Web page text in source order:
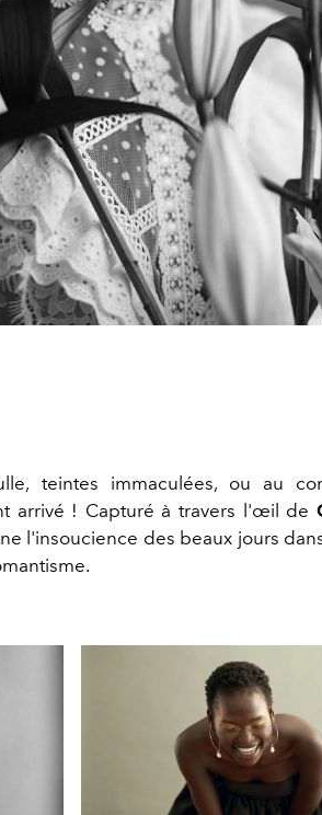
teintes immaculées, ou au
arrivé ! Capturé à travers l'œil de
l'insoucience des beaux jours